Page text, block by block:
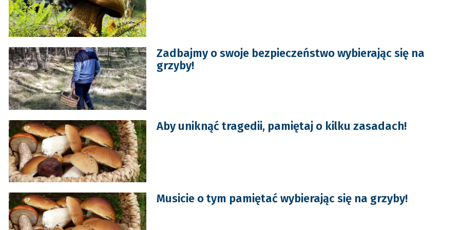
Zadbajmy o swoje bezpieczeństwo wybierając się na
grzyby!
Aby uniknąć tragedii, pamiętaj o kilku zasadach!
Musicie o tym pamiętać wybierając się na grzyby!